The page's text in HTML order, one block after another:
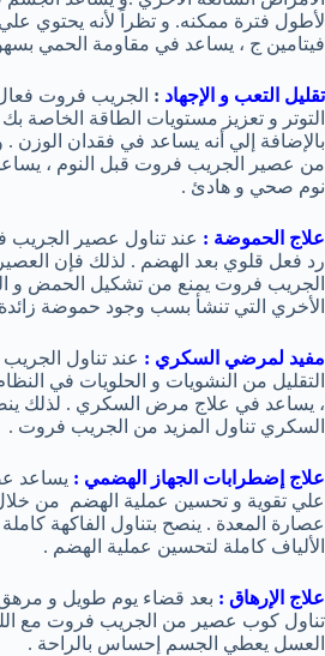
لأطول فترة ممكنه. و تظراً لأنه يحتوي
فيتامين ج ، يساعد في مقاومة الحمي
تقليل التعب و الإجهاد : الجريب فروت
التوتر و تعزيز مستويات الطاقة الخاصة
بالإضافة إلي أنه يساعد في فقدان الوزن
من عصير الجريب فروت قبل النوم ،
نوم صحي و هادئ .
علاج الحموضة : عند تناول عصير الجريب
رد فعل قلوي بعد الهضم . لذلك فإن
الجريب فروت يمنع من تشكيل الحمض و
الأخري التي تنشأ بسب وجود حموضة
مفيد لمرضي السكري : عند تناول
التقليل من النشويات و الحلويات في
، يساعد في علاج مرض السكري . لذلك
السكري تناول المزيد من الجريب فروت .
علاج إضطرابات الجهاز الهضمي : يساعد
علي تقوية و تحسين عملية الهضم من
عصارة المعدة . ينصح بتناول الفاكهة
الألياف كاملة لتحسين عملية الهضم .
علاج الإرهاق : بعد قضاء يوم طويل و مرهق
تناول كوب عصير من الجريب فروت مع
العسل يعطي الجسم إحساس بالراحة .